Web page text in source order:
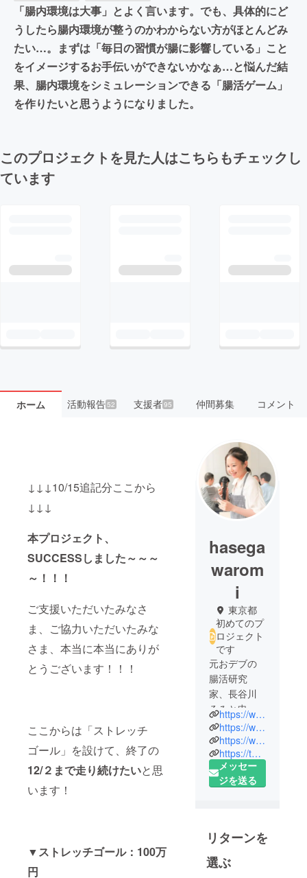
「腸内環境は大事」とよく言います。でも、具体的にど
うしたら腸内環境が整うのかわからない方がほとんどみ
たい…。まずは「毎日の習慣が腸に影響している」こと
をイメージするお手伝いができないかなぁ…と悩んだ結
果、腸内環境をシミュレーションできる「腸活ゲーム」
を作りたいと思うようになりました。
このプロジェクトを見た人はこちらもチェックし
ています
ホーム 活動報告52 支援者95 仲間募集 コメント
↓↓↓10/15追記分ここから
↓↓↓
本プロジェクト、
SUCCESSしました～～～
～！！！
ご支援いただいたみなさ
ま、ご協力いただいたみな
さま、本当に本当にありが
とうございます！！！
ここからは「ストレッチ
ゴール」を設けて、終了の
12/２まで走り続けたいと思
います！
▼ストレッチゴール：100万
円
hasega
warom
i
東京都
初めてのプ
ロジェクト
です
元おデブの
腸活研究
家、長谷川
ろみと申し
ます
(*^◯^*)
小学生にし
て重度の便
「腸活」に
より数十キ
ロのダイ
https://www.chounaikankyou.club/
https://www.instagram.com/hasegawaromi/
https://www.facebook.com/haseromi
https://twitter.com/haseromi
メッセー
ジを送る
リターンを
選ぶ